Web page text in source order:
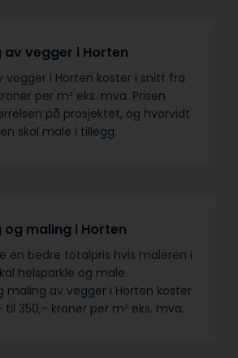
av vegger i Horten
vegger i Horten koster i snitt fra
per m² eks. mva. Prisen
på prosjektet, og hvorvidt
skal male i tillegg.
og maling i Horten
en bedre totalpris hvis maleren i
helsparkle og male.
maling av vegger i Horten koster
350,- kroner per m² eks. mva.